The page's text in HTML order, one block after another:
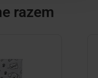
razem